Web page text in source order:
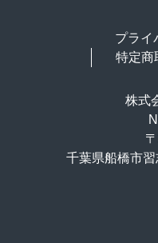
プライ
特定商
株式会
千葉県船橋市